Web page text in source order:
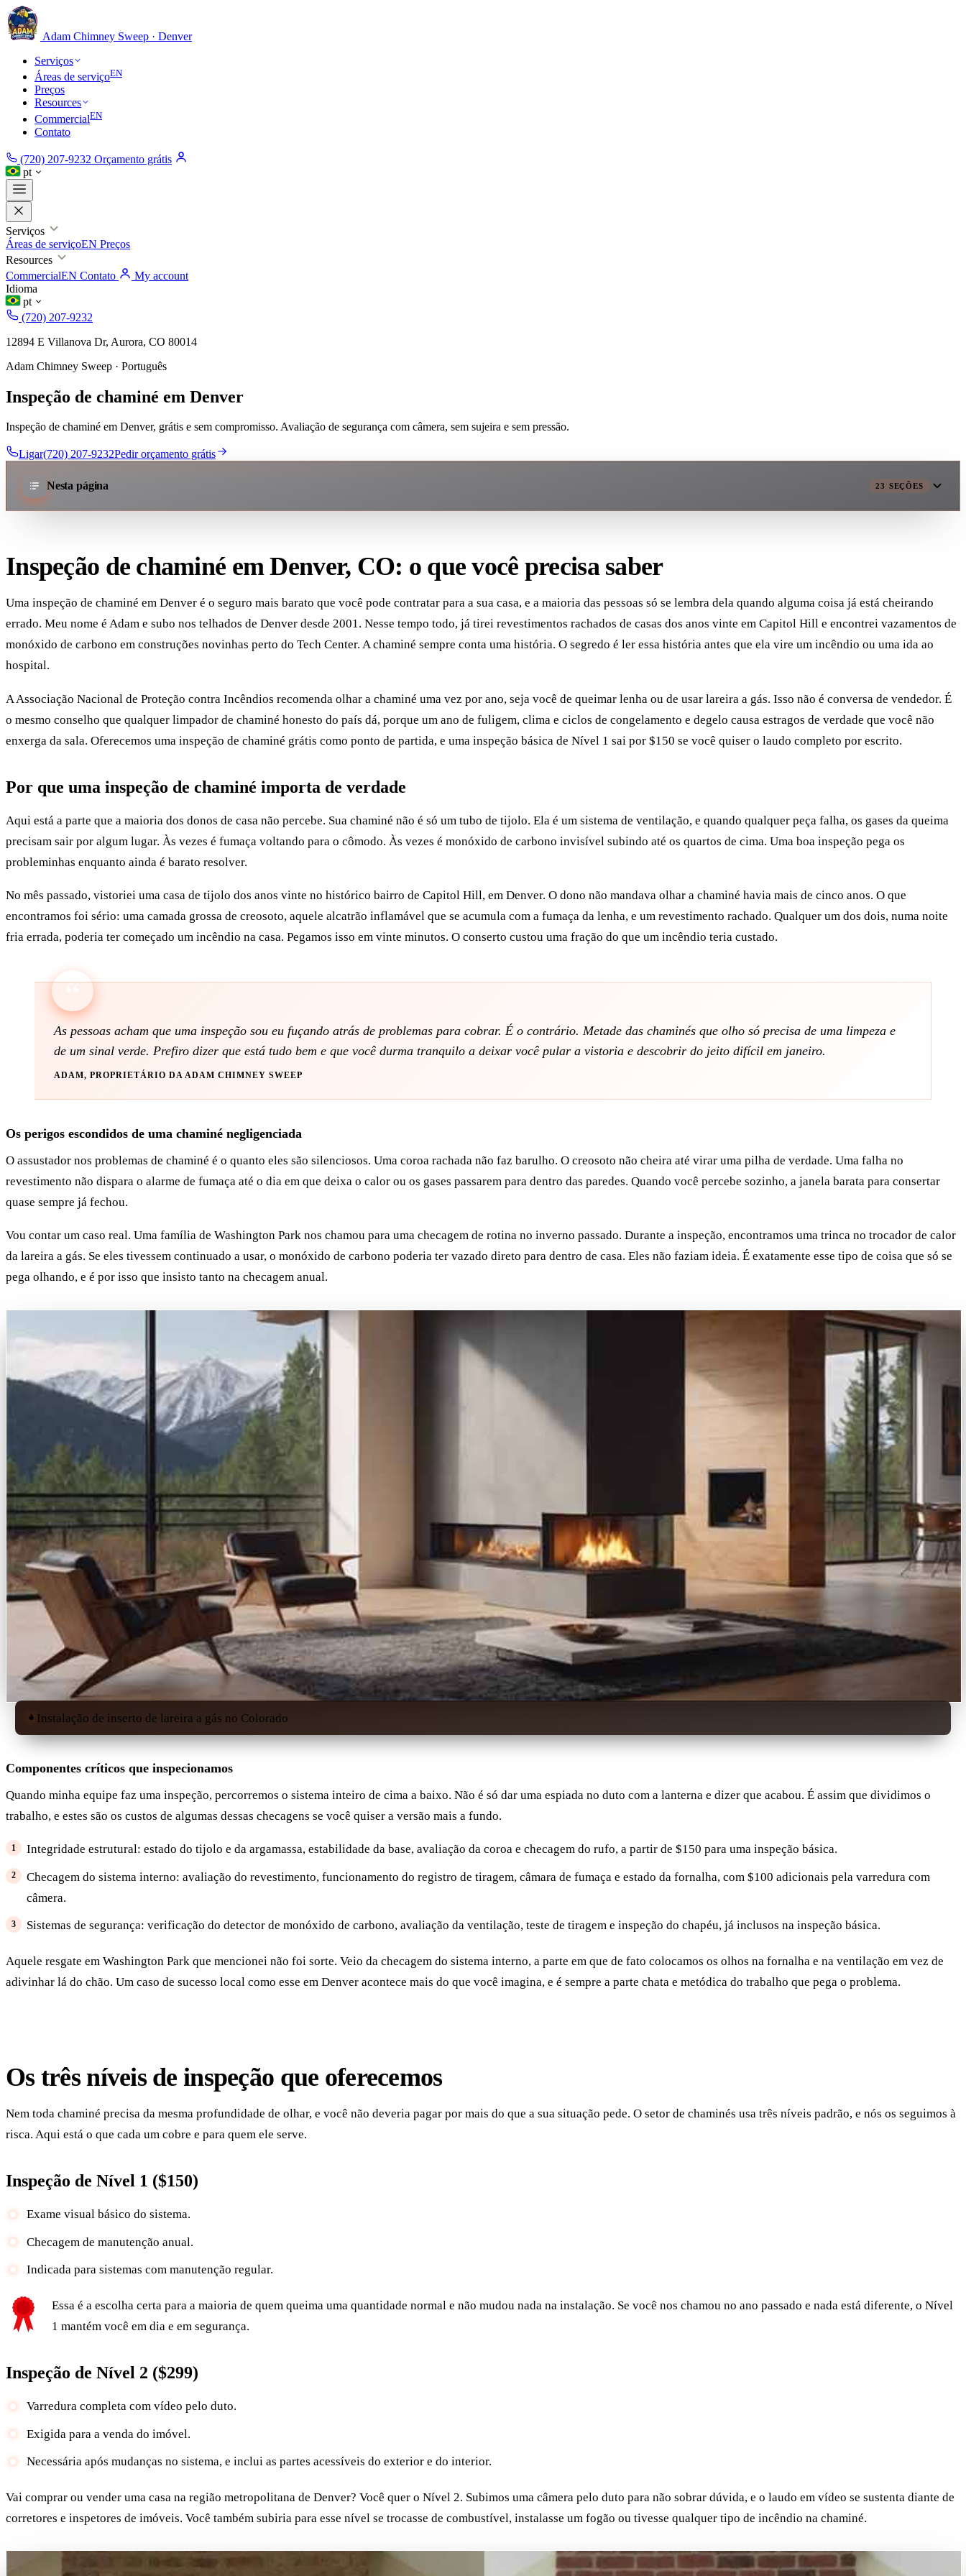
Adam Chimney Sweep · Denver
Serviços
Áreas de serviçoEN
Preços
Resources
CommercialEN
Contato
(720) 207-9232 Orçamento grátis
pt
Serviços
Áreas de serviçoEN Preços
Resources
CommercialEN Contato
My account
Idioma
pt
(720) 207-9232
12894 E Villanova Dr, Aurora, CO 80014
Adam Chimney Sweep · Português
Inspeção de chaminé em Denver
Inspeção de chaminé em Denver, grátis e sem compromisso. Avaliação de segurança com câmera, sem sujeira e sem pressão.
Ligar(720) 207-9232Pedir orçamento grátis
Nesta página 23 SEÇÕES
Inspeção de chaminé em Denver, CO: o que você precisa saber
Uma inspeção de chaminé em Denver é o seguro mais barato que você pode contratar para a sua casa, e a maioria das pessoas só se lembra dela quando alguma coisa já está cheirando
errado. Meu nome é Adam e subo nos telhados de Denver desde 2001. Nesse tempo todo, já tirei revestimentos rachados de casas dos anos vinte em Capitol Hill e encontrei vazamentos de
monóxido de carbono em construções novinhas perto do Tech Center. A chaminé sempre conta uma história. O segredo é ler essa história antes que ela vire um incêndio ou uma ida ao
hospital.
A Associação Nacional de Proteção contra Incêndios recomenda olhar a chaminé uma vez por ano, seja você de queimar lenha ou de usar lareira a gás. Isso não é conversa de vendedor. É
o mesmo conselho que qualquer limpador de chaminé honesto do país dá, porque um ano de fuligem, clima e ciclos de congelamento e degelo causa estragos de verdade que você não
enxerga da sala. Oferecemos uma inspeção de chaminé grátis como ponto de partida, e uma inspeção básica de Nível 1 sai por $150 se você quiser o laudo completo por escrito.
Por que uma inspeção de chaminé importa de verdade
Aqui está a parte que a maioria dos donos de casa não percebe. Sua chaminé não é só um tubo de tijolo. Ela é um sistema de ventilação, e quando qualquer peça falha, os gases da queima
precisam sair por algum lugar. Às vezes é fumaça voltando para o cômodo. Às vezes é monóxido de carbono invisível subindo até os quartos de cima. Uma boa inspeção pega os
probleminhas enquanto ainda é barato resolver.
No mês passado, vistoriei uma casa de tijolo dos anos vinte no histórico bairro de Capitol Hill, em Denver. O dono não mandava olhar a chaminé havia mais de cinco anos. O que
encontramos foi sério: uma camada grossa de creosoto, aquele alcatrão inflamável que se acumula com a fumaça da lenha, e um revestimento rachado. Qualquer um dos dois, numa noite
fria errada, poderia ter começado um incêndio na casa. Pegamos isso em vinte minutos. O conserto custou uma fração do que um incêndio teria custado.
As pessoas acham que uma inspeção sou eu fuçando atrás de problemas para cobrar. É o contrário. Metade das chaminés que olho só precisa de uma limpeza e
de um sinal verde. Prefiro dizer que está tudo bem e que você durma tranquilo a deixar você pular a vistoria e descobrir do jeito difícil em janeiro.
ADAM, PROPRIETÁRIO DA ADAM CHIMNEY SWEEP
Os perigos escondidos de uma chaminé negligenciada
O assustador nos problemas de chaminé é o quanto eles são silenciosos. Uma coroa rachada não faz barulho. O creosoto não cheira até virar uma pilha de verdade. Uma falha no
revestimento não dispara o alarme de fumaça até o dia em que deixa o calor ou os gases passarem para dentro das paredes. Quando você percebe sozinho, a janela barata para consertar
quase sempre já fechou.
Vou contar um caso real. Uma família de Washington Park nos chamou para uma checagem de rotina no inverno passado. Durante a inspeção, encontramos uma trinca no trocador de calor
da lareira a gás. Se eles tivessem continuado a usar, o monóxido de carbono poderia ter vazado direto para dentro de casa. Eles não faziam ideia. É exatamente esse tipo de coisa que só se
pega olhando, e é por isso que insisto tanto na checagem anual.
Instalação de inserto de lareira a gás no Colorado
Componentes críticos que inspecionamos
Quando minha equipe faz uma inspeção, percorremos o sistema inteiro de cima a baixo. Não é só dar uma espiada no duto com a lanterna e dizer que acabou. É assim que dividimos o
trabalho, e estes são os custos de algumas dessas checagens se você quiser a versão mais a fundo.
Integridade estrutural: estado do tijolo e da argamassa, estabilidade da base, avaliação da coroa e checagem do rufo, a partir de $150 para uma inspeção básica.
Checagem do sistema interno: avaliação do revestimento, funcionamento do registro de tiragem, câmara de fumaça e estado da fornalha, com $100 adicionais pela varredura com
câmera.
Sistemas de segurança: verificação do detector de monóxido de carbono, avaliação da ventilação, teste de tiragem e inspeção do chapéu, já inclusos na inspeção básica.
Aquele resgate em Washington Park que mencionei não foi sorte. Veio da checagem do sistema interno, a parte em que de fato colocamos os olhos na fornalha e na ventilação em vez de
adivinhar lá do chão. Um caso de sucesso local como esse em Denver acontece mais do que você imagina, e é sempre a parte chata e metódica do trabalho que pega o problema.
Os três níveis de inspeção que oferecemos
Nem toda chaminé precisa da mesma profundidade de olhar, e você não deveria pagar por mais do que a sua situação pede. O setor de chaminés usa três níveis padrão, e nós os seguimos à
risca. Aqui está o que cada um cobre e para quem ele serve.
Inspeção de Nível 1 ($150)
Exame visual básico do sistema.
Checagem de manutenção anual.
Indicada para sistemas com manutenção regular.
Essa é a escolha certa para a maioria de quem queima uma quantidade normal e não mudou nada na instalação. Se você nos chamou no ano passado e nada está diferente, o Nível
1 mantém você em dia e em segurança.
Inspeção de Nível 2 ($299)
Varredura completa com vídeo pelo duto.
Exigida para a venda do imóvel.
Necessária após mudanças no sistema, e inclui as partes acessíveis do exterior e do interior.
Vai comprar ou vender uma casa na região metropolitana de Denver? Você quer o Nível 2. Subimos uma câmera pelo duto para não sobrar dúvida, e o laudo em vídeo se sustenta diante de
corretores e inspetores de imóveis. Você também subiria para esse nível se trocasse de combustível, instalasse um fogão ou tivesse qualquer tipo de incêndio na chaminé.